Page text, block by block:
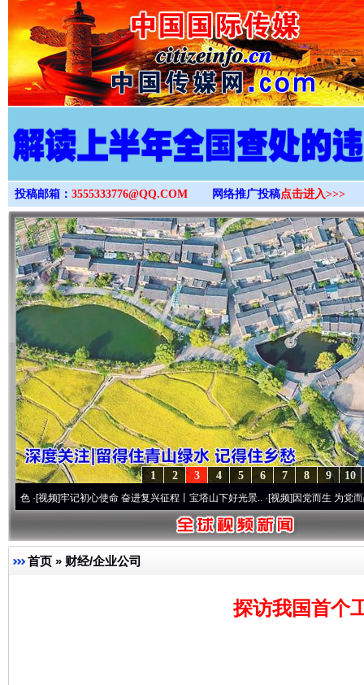
>
投稿邮箱： 3555333776@QQ.COM 网络推广投稿点击进入>>>
10
9
8
7
6
5
4
3
2
1
牢记初心使命 奋进复兴征程丨宝塔山下好光景..·[视频]因党而生 为党而战——百年
首页 » 财经/企业公司
探访我国首个